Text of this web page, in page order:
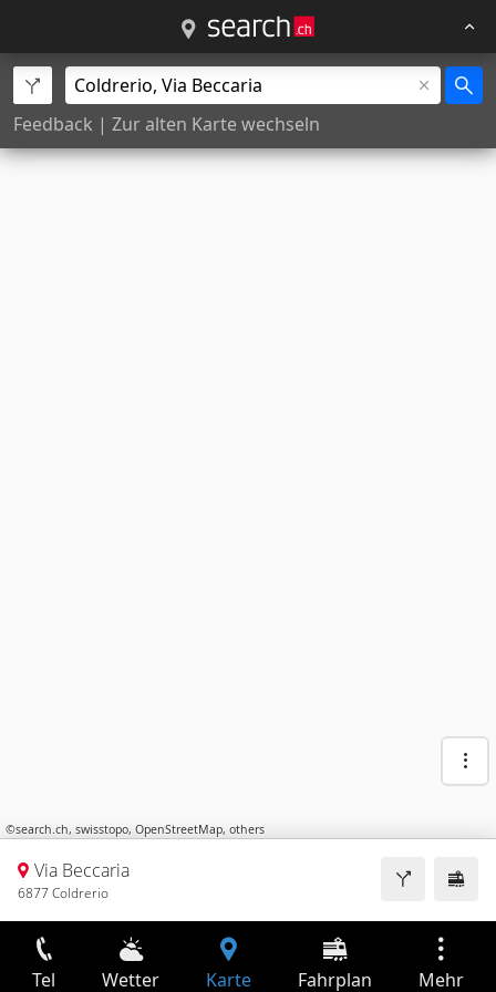
Feedback | Zur alten Karte wechseln
©search.ch, swisstopo, OpenStreetMap, others
Via Beccaria
6877 Coldrerio
Tel Wetter Karte Fahrplan Mehr